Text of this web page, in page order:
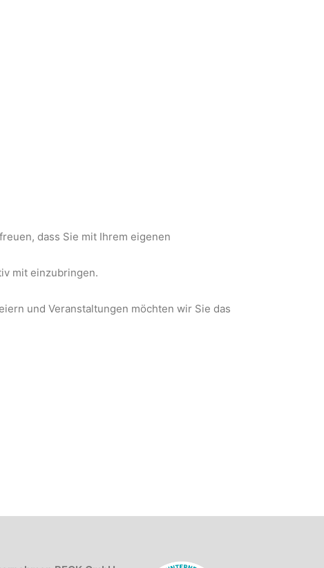
dass Sie mit Ihrem eigenen
mit einzubringen.
und Veranstaltungen möchten wir Sie das